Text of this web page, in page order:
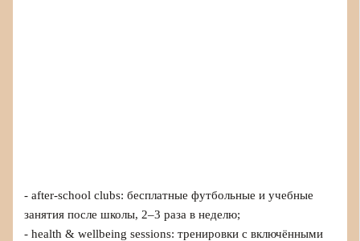
- after-school clubs: бесплатные футбольные и учебные
занятия после школы, 2–3 раза в неделю;
- health & wellbeing sessions: тренировки с включёнными